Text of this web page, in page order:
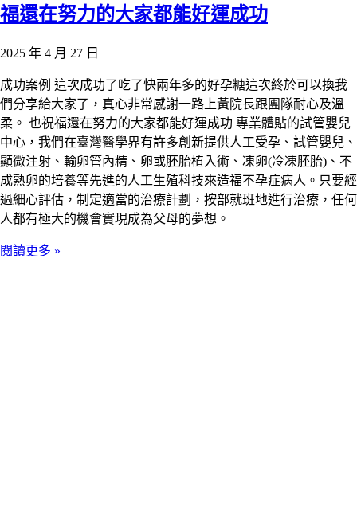
福還在努力的大家都能好運成功
2025 年 4 月 27 日
成功案例 這次成功了吃了快兩年多的好孕糖這次終於可以換我
們分享給大家了，真心非常感謝一路上黃院長跟團隊耐心及溫
柔。 也祝福還在努力的大家都能好運成功 專業體貼的試管嬰兒
中心，我們在臺灣醫學界有許多創新提供人工受孕、試管嬰兒、
顯微注射、輸卵管內精、卵或胚胎植入術、凍卵(冷凍胚胎)、不
成熟卵的培養等先進的人工生殖科技來造福不孕症病人。只要經
過細心評估，制定適當的治療計劃，按部就班地進行治療，任何
人都有極大的機會實現成為父母的夢想。
閱讀更多 »